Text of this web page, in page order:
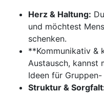
Herz & Haltung:
und möchtest
schenken.
**Kommunikativ &
Austausch, kannst
Ideen für
Struktur &